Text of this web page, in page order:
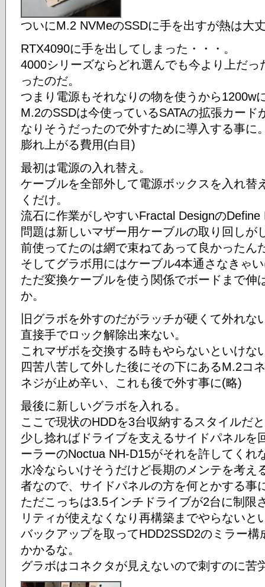
ついにM.2 NVMeのSSDに手を出すが熱は大
RTX4090に手を出してしまった・・・。
4000シリーズならどれ選んでも今より上だ
ったのだ。
つまり電源もそれなりの物を使うから1200w
M.2のSSDは今使っているSATAの拡張カー
なりそうだったので外すために導入する事に
膨れ上がる費用(白目)
最初は電源の入れ替え。
ケーブルを全部外して電源ボックスを入れ替
くだけ。
流石に作業がしやすいFractal Designの
問題は新しいマザー用ケーブルの取り回しが
前使ってたのは網で束ねてあって良かったん
そしてグラボ用にはケーブル4本通さなきゃ
ただ変換ケーブルを使う関係でボードまで伸
か。
旧グラボを外すのだがラッチが硬くて外れな
直接手でロック解除出来ない。
これマザボを交換する時もやらないといけな
四苦八苦して外した後にその下にあるM.2コ
ネジが止め辛い、これも後で外す事に(略)
最後に新しいグラボを入れる。
ここで現状のHDDを3台収納するスタイルだ
少し捻ればドライブを支えるサイドパネルを
ーラーのNoctua NH-D15がそれを許してくれ
水冷ならいけそうだけど長期のメンテを考え
者なので、サイドパネルの方を何とかする事
ただこっちは3.5インチドライブが2台に制限
リティが使えなくなり再構築までやらないと
バックアップを取ってHDD2SSD2のミラー
かかるな。
グラボはコネクタが見えないので刺すのに苦